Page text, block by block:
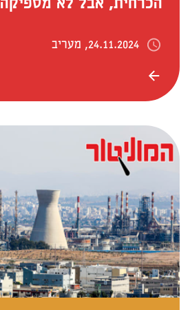
24.11.2024, מעריב